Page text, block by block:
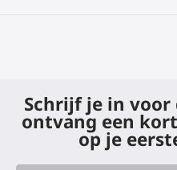
Schrijf je in
ontvang een
op je